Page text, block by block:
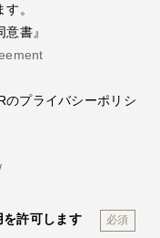
。
書』
のプライバシーポリシ
許可します